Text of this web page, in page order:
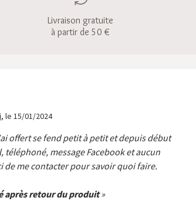
Livraison gratuite
à partir de 50 €
, le 15/01/2024
offert se fend petit à petit et depuis début
téléphoné, message Facebook et aucun
de me contacter pour savoir quoi faire.
après retour du produit